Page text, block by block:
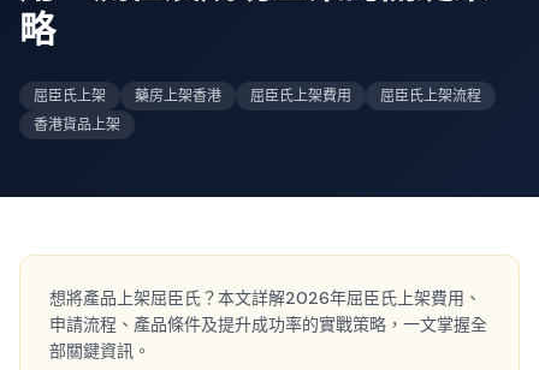
略
屈臣氏上架 藥房上架香港 屈臣氏上架費用
屈臣氏上架流程
香港貨品上架
想將產品上架屈臣氏？本文詳解2026年屈臣氏上架費用、
申請流程、產品條件及提升成功率的實戰策略，一文掌握全
部關鍵資訊。